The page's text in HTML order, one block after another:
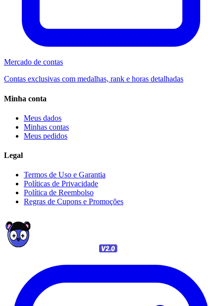
Mercado de contas
Contas exclusivas com medalhas, rank e horas detalhadas
Minha conta
Meus dados
Minhas contas
Meus pedidos
Legal
Termos de Uso e Garantia
Políticas de Privacidade
Política de Reembolso
Regras de Cupons e Promoções